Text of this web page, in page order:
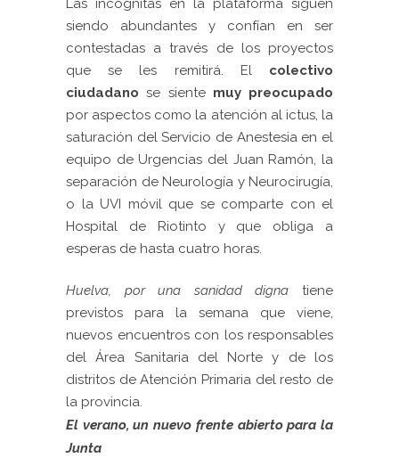
Las incógnitas en la plataforma siguen
siendo abundantes y confían en ser
contestadas a través de los proyectos
que se les remitirá. El colectivo
ciudadano se siente muy preocupado
por aspectos como la atención al ictus, la
saturación del Servicio de Anestesia en el
equipo de Urgencias del Juan Ramón, la
separación de Neurología y Neurocirugía,
o la UVI móvil que se comparte con el
Hospital de Riotinto y que obliga a
esperas de hasta cuatro horas.
Huelva, por una sanidad digna tiene
previstos para la semana que viene,
nuevos encuentros con los responsables
del Área Sanitaria del Norte y de los
distritos de Atención Primaria del resto de
la provincia.
El verano, un nuevo frente abierto para la
Junta